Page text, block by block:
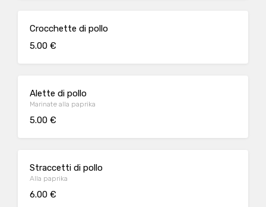
Crocchette di pollo
5.00 €
Alette di pollo
Marinate alla paprika
5.00 €
Straccetti di pollo
Alla paprika
6.00 €